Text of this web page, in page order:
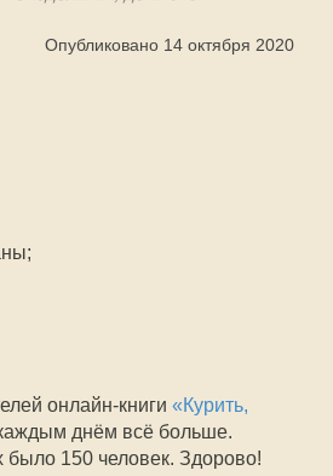
Опубликовано 14 октября 2020
онлайн-книги «Курить,
днём всё больше.
было 150 человек. Здорово!